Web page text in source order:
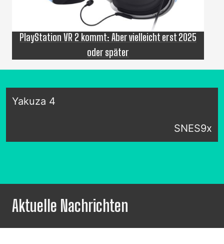
PlayStation VR 2 kommt: Aber vielleicht erst 2025
oder später
Yakuza 4
SNES9x
Aktuelle Nachrichten